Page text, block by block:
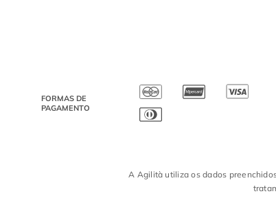
FORMAS DE
PAGAMENTO
A Agilità utiliza os dados